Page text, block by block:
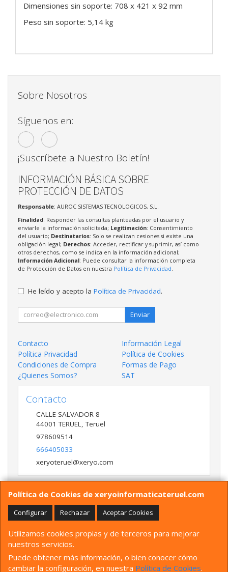
Dimensiones sin soporte: 708 x 421 x 92 mm
Peso sin soporte: 5,14 kg
Política de Cookies de xeryoinformaticateruel.com
Configurar Rechazar Aceptar Cookies
Utilizamos cookies propias y de terceros para mejorar
nuestros servicios.
Puede obtener más información, o bien conocer cómo
cambiar la configuración, en nuestra Política de Cookies.
Sobre Nosotros
Síguenos en:
¡Suscríbete a Nuestro Boletín!
INFORMACIÓN BÁSICA SOBRE
PROTECCIÓN DE DATOS
Responsable: AUROC SISTEMAS TECNOLOGICOS, S.L.
Finalidad: Responder las consultas planteadas por el usuario y
enviarle la información solicitada; Legitimación: Consentimiento
del usuario; Destinatarios: Solo se realizan cesiones si existe una
obligación legal; Derechos: Acceder, rectificar y suprimir, así como
otros derechos, como se indica en la información adicional;
Información Adicional: Puede consultar la información completa
de Protección de Datos en nuestra Política de Privacidad.
He leído y acepto la Política de Privacidad.
Enviar
Contacto
Información Legal
Política Privacidad
Política de Cookies
Condiciones de Compra
Formas de Pago
¿Quienes Somos?
SAT
Contacto
CALLE SALVADOR 8
44001 TERUEL,Teruel
978609514
666405033
xeryoteruel@xeryo.com
Horario
LUNES A VIERNES 9:30 A 13:30 17:00 a 20:00 Y
SÁBADO 10:00 A 13:30
CALLE SALVADOR 8, 44001, Teruel, España. -Tfno: 978609514Whatsapp